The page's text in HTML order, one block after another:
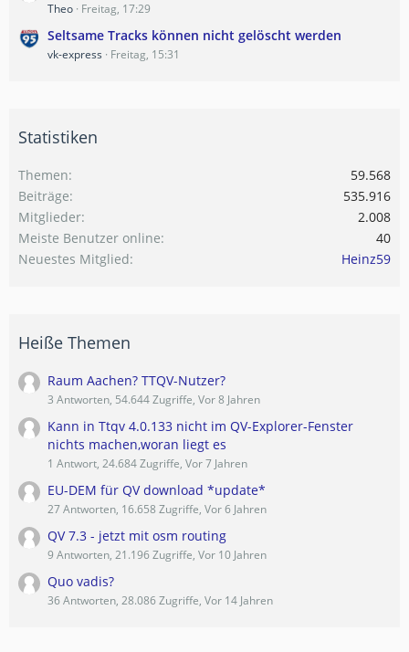
Theo Freitag, 17:29
Seltsame Tracks können nicht gelöscht werden
vk-express Freitag, 15:31
Statistiken
Themen
59.568
Beiträge
535.916
Mitglieder
2.008
Meiste Benutzer online
40
Neuestes Mitglied
Heinz59
Heiße Themen
Raum Aachen? TTQV-Nutzer?
3 Antworten, 54.644 Zugriffe, Vor 8 Jahren
Kann in Ttqv 4.0.133 nicht im QV-Explorer-Fenster
nichts machen,woran liegt es
1 Antwort, 24.684 Zugriffe, Vor 7 Jahren
EU-DEM für QV download *update*
27 Antworten, 16.658 Zugriffe, Vor 6 Jahren
QV 7.3 - jetzt mit osm routing
9 Antworten, 21.196 Zugriffe, Vor 10 Jahren
Quo vadis?
36 Antworten, 28.086 Zugriffe, Vor 14 Jahren